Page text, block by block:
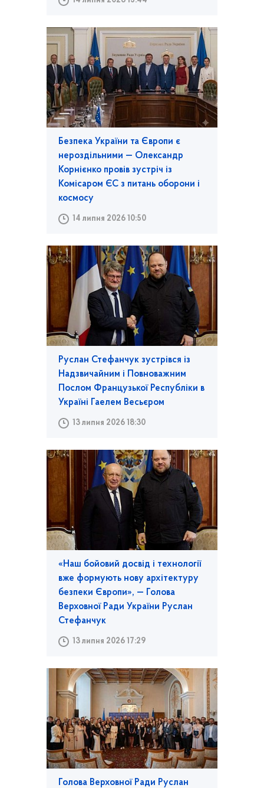
Безпека України та Європи є
нероздільними — Олександр
Корнієнко провів зустріч із
Комісаром ЄС з питань оборони і
космосу
14 липня 2026 10:50
Руслан Стефанчук зустрівся із
Надзвичайним і Повноважним
Послом Французької Республіки в
Україні Гаелем Весьєром
13 липня 2026 18:30
«Наш бойовий досвід і технології
вже формують нову архітектуру
безпеки Європи», — Голова
Верховної Ради України Руслан
Стефанчук
13 липня 2026 17:29
Голова Верховної Ради Руслан